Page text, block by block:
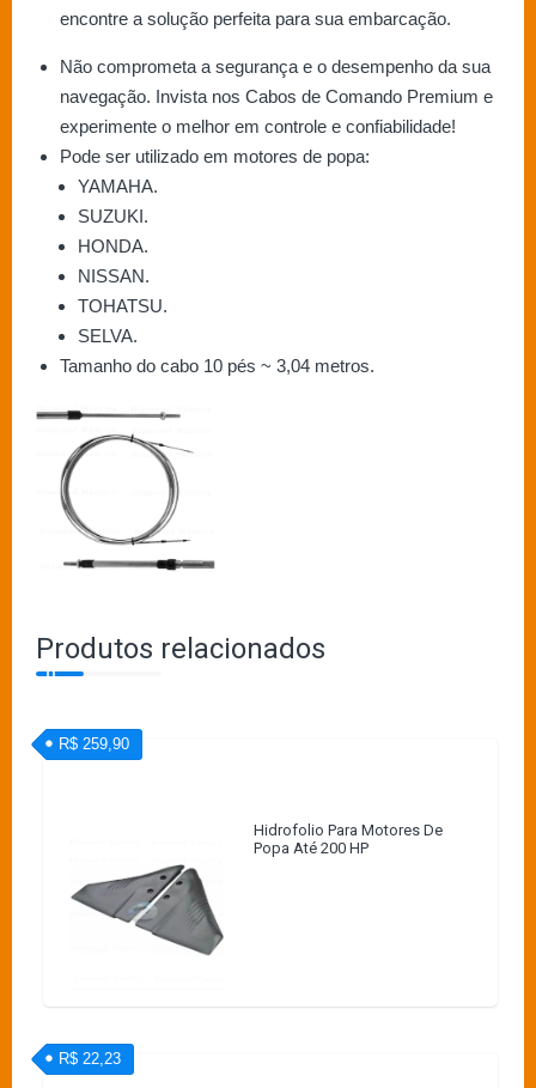
encontre a solução perfeita para sua embarcação.
Não comprometa a segurança e o desempenho da sua
navegação. Invista nos Cabos de Comando Premium e
experimente o melhor em controle e confiabilidade!
Pode ser utilizado em motores de popa:
YAMAHA.
SUZUKI.
HONDA.
NISSAN.
TOHATSU.
SELVA.
Tamanho do cabo 10 pés ~ 3,04 metros.
Produtos relacionados
Hidrofolio Para Motores De
Popa Até 200 HP
R$ 259,90
R$ 22,23